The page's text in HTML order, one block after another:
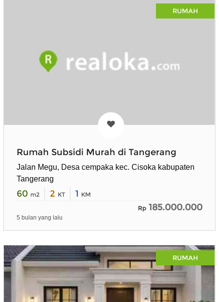
RUMAH
Rumah Subsidi Murah di Tangerang
Jalan Megu, Desa cempaka kec. Cisoka kabupaten
Tangerang
60 m2 2 KT 1 KM
Rp 185.000.000
5 bulan yang lalu
RUMAH